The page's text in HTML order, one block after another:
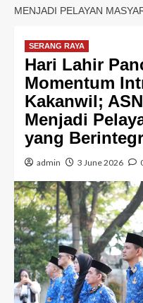
MENJADI PELAYAN
SERANG RAYA
Hari Lahir
Momentum
Kakanwil;
Menjadi
yang
admin 3 June 2026